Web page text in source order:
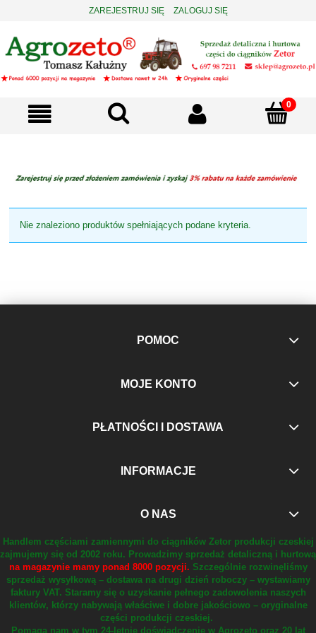
ZAREJESTRUJ SIĘ ZALOGUJ SIĘ
Nie znaleziono produktów spełniających podane kryteria.
POMOC
MOJE KONTO
PŁATNOŚCI I DOSTAWA
INFORMACJE
O NAS
Handlem częściami zamiennymi do ciągników Zetor produkcji czeskiej
zajmujemy się od 2002 roku. Prowadzimy sprzedaż detaliczną i hurtową
na magazynie mamy ponad 8000 pozycji. Szczególnie rozwinęliśmy
sprzedaż wysyłkową – dostawa na drugi dzień roboczy – wystawiamy
faktury VAT. Staramy się o uzyskanie pełnego zadowolenia naszych
klientów, którzy nabywają właściwe i dobre jakościowo – oryginalne
części produkcji czeskiej.
Pomaga nam w tym 24-letnie doświadczenie w Agrozeto oraz 20 lat